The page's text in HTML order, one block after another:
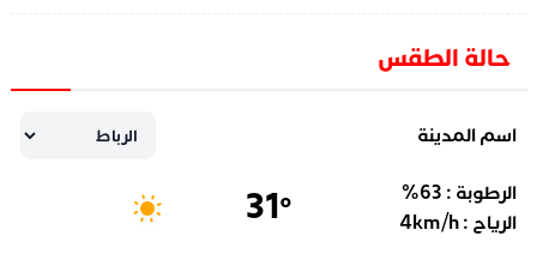
حالة الطقس
اسم المدينة
الرطوبة : 63
%
الرياح :
4km/h
31°